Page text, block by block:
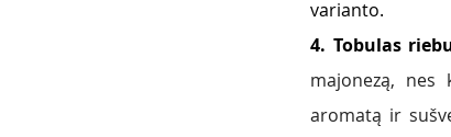
varianto.
4. Tobulas
majonezą,
aromatą ir